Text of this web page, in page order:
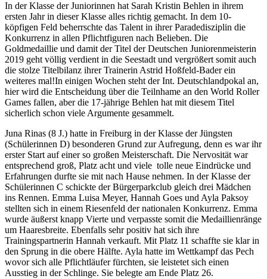
In der Klasse der Juniorinnen hat Sarah Kristin Behlen in ihrem
ersten Jahr in dieser Klasse alles richtig gemacht. In dem 10-
köpfigen Feld beherrschte das Talent in ihrer Paradedisziplin die
Konkurrenz in allen Pflichtfiguren nach Belieben. Die
Goldmedaillie und damit der Titel der Deutschen Juniorenmeisterin
2019 geht völlig verdient in die Seestadt und vergrößert somit auch
die stolze Titelbilanz ihrer Trainerin Astrid Hoßfeld-Bader ein
weiteres mal!In einigen Wochen steht der Int. Deutschlandpokal an,
hier wird die Entscheidung über die Teilnhame an den World Roller
Games fallen, aber die 17-jährige Behlen hat mit diesem Titel
sicherlich schon viele Argumente gesammelt.
Juna Rinas (8 J.) hatte in Freiburg in der Klasse der Jüngsten
(Schülerinnen D) besonderen Grund zur Aufregung, denn es war ihr
erster Start auf einer so großen Meisterschaft. Die Nervosität war
entsprechend groß, Platz acht und viele tolle neue Eindrücke und
Erfahrungen durfte sie mit nach Hause nehmen. In der Klasse der
Schülerinnen C schickte der Bürgerparkclub gleich drei Mädchen
ins Rennen. Emma Luisa Meyer, Hannah Goes und Ayla Paksoy
stellten sich in einem Riesenfeld der nationalen Konkurrenz. Emma
wurde äußerst knapp Vierte und verpasste somit die Medaillienränge
um Haaresbreite. Ebenfalls sehr positiv hat sich ihre
Trainingspartnerin Hannah verkauft. Mit Platz 11 schaffte sie klar in
den Sprung in die obere Hälfte. Ayla hatte im Wettkampf das Pech
wovor sich alle Pflichtläufer fürchten, sie leistetet sich einen
Ausstieg in der Schlinge. Sie belegte am Ende Platz 26.